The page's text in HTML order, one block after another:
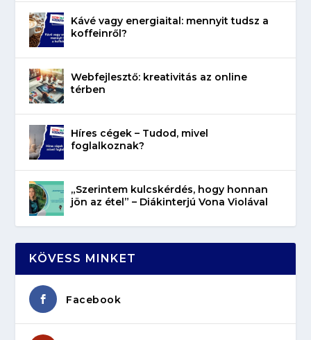
Kávé vagy energiaital: mennyit tudsz a
koffeinről?
Webfejlesztő: kreativitás az online
térben
Híres cégek – Tudod, mivel
foglalkoznak?
„Szerintem kulcskérdés, hogy honnan
jön az étel” – Diákinterjú Vona Violával
KÖVESS MINKET
Facebook